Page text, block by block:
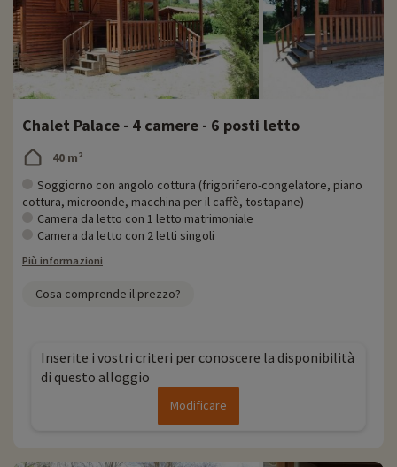
Chalet Palace - 4 camere - 6 posti letto
40 m²
Soggiorno con angolo cottura (frigorifero-congelatore, piano
cottura, microonde, macchina per il caffè, tostapane)
Camera da letto con 1 letto matrimoniale
Camera da letto con 2 letti singoli
Più informazioni
Cosa comprende il prezzo?
Inserite i vostri criteri per conoscere la disponibilità
di questo alloggio
Modificare